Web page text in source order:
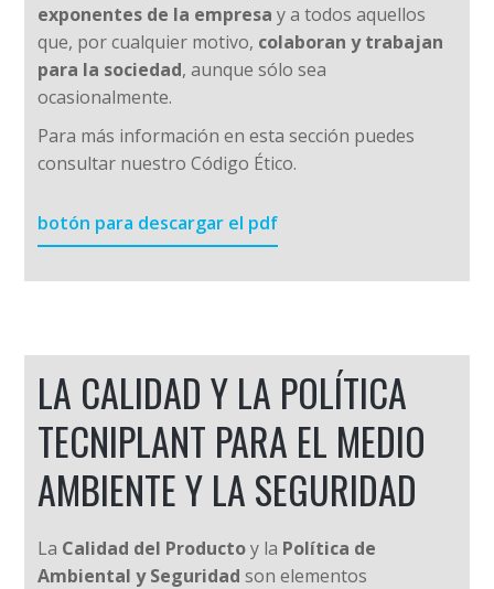
exponentes de la empresa y a todos aquellos
que, por cualquier motivo, colaboran y trabajan
para la sociedad, aunque sólo sea
ocasionalmente.
Para más información en esta sección puedes
consultar nuestro Código Ético.
botón para descargar el pdf
LA CALIDAD Y LA POLÍTICA
TECNIPLANT PARA EL MEDIO
AMBIENTE Y LA SEGURIDAD
La Calidad del Productoy la Política de
Ambiental y Seguridad son elementos